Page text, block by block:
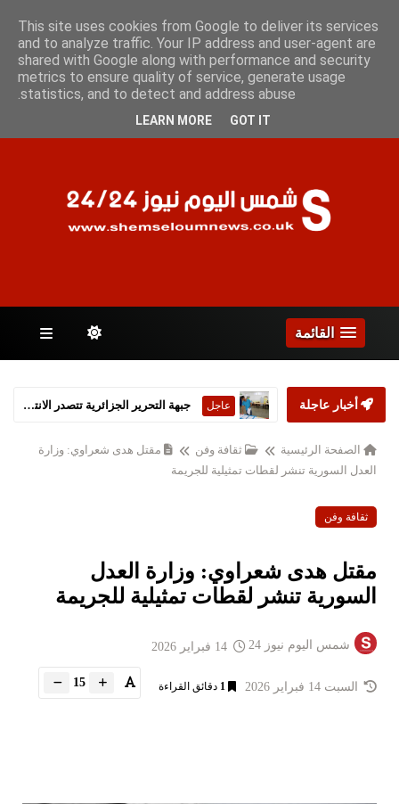
السبت 8 أغسطس 2026
الصفحات
القائمة
أخبار عاجلة عاجل جبهة التحرير الجزائرية تتصدر الانتخابات التشريعية
الصفحة الرئيسية ثقافة وفن
مقتل هدى شعراوي: وزارة
العدل السورية تنشر لقطات تمثيلية للجريمة
ثقافة وفن
مقتل هدى شعراوي: وزارة العدل
السورية تنشر لقطات تمثيلية للجريمة
شمس اليوم نيوز 24
السبت 14 فبراير 2026 1 دقائق القراءة 15
This site uses cookies from Google to deliver its services
and to analyze traffic. Your IP address and user-agent are
shared with Google along with performance and security
metrics to ensure quality of service, generate usage
statistics, and to detect and address abuse.
LEARN MORE GOT IT